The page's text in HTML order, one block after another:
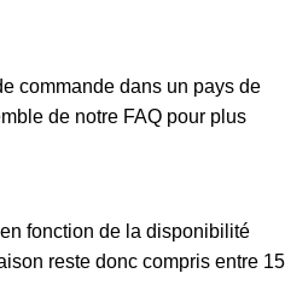
commande dans un pays de
de notre FAQ pour plus
fonction de la disponibilité
reste donc compris entre 15